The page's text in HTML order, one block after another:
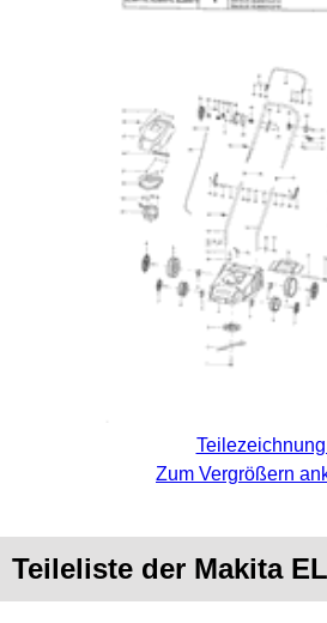
Zum Vergrößern
Teileliste der Makita